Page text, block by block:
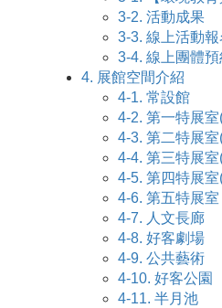
3-2. 活動成果
3-3. 線上活動報
3-4. 線上團體預
4. 展館空間介紹
4-1. 常設館
4-2. 第一特展
4-3. 第二特展
4-4. 第三特展
4-5. 第四特展
4-6. 第五特展室
4-7. 人文長廊
4-8. 好客劇場
4-9. 公共藝術
4-10. 好客公園
4-11. 半月池